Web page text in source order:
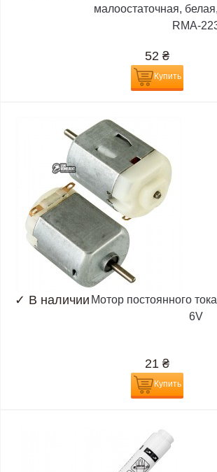
малоостаточная,
RMA-
52 ₴
Купить
✓ В наличии Мотор постоянного
6V
21 ₴
Купить